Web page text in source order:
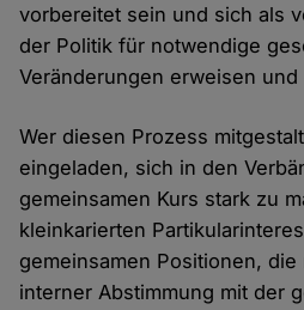
vorbereitet sein und sich als
der Politik für notwendige
Veränderungen erweisen und
Wer diesen Prozess
eingeladen, sich in den
gemeinsamen Kurs stark zu
kleinkarierten
gemeinsamen Positionen,
interner Abstimmung mit der